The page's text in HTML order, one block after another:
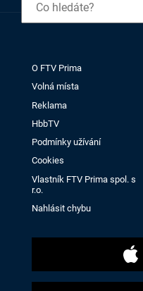
O FTV Prima
Volná místa
Reklama
HbbTV
Podmínky užívání
Cookies
Vlastník FTV Prima spol. s
r.o.
Nahlásit chybu